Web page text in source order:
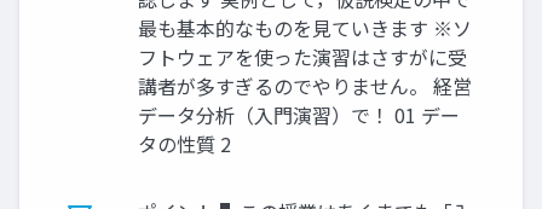
最も基本的なものを見ていきます ※ソ
フトウェアを使った演習はさすがに受
講者が多すぎるのでやりません。 経営
データ分析（入門演習）で！ 01 デー
タの性質 2